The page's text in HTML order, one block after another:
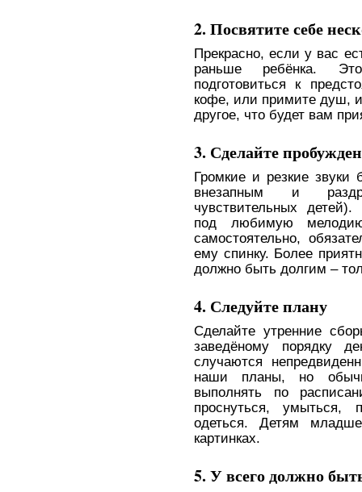
2. Посвятите себе
Прекрасно, если у вас
раньше ребёнка.
подготовиться к
кофе, или примите душ,
другое, что будет вам
3. Сделайте
Громкие и резкие звуки
внезапным и
чувствительных детей).
под любимую
самостоятельно,
ему спинку. Более
должно быть долгим –
4. Следуйте плану
Сделайте утренние
заведёному порядку
случаются
наши планы, но
выполнять по
проснуться, умыться,
одеться. Детям
картинках.
5. У всего должно